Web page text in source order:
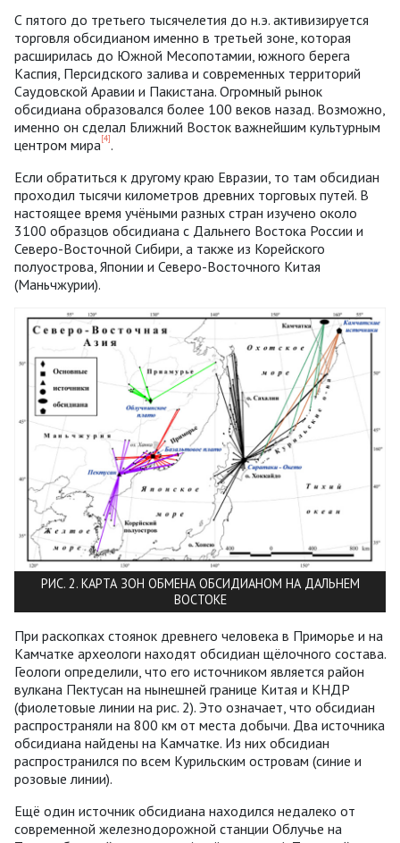
С пятого до третьего тысячелетия до н.э. активизируется
торговля обсидианом именно в третьей зоне, которая
расширилась до Южной Месопотамии, южного берега
Каспия, Персидского залива и современных территорий
Саудовской Аравии и Пакистана. Огромный рынок
обсидиана образовался более 100 веков назад. Возможно,
именно он сделал Ближний Восток важнейшим культурным
центром мира[4].
Если обратиться к другому краю Евразии, то там обсидиан
проходил тысячи километров древних торговых путей. В
настоящее время учёными разных стран изучено около
3100 образцов обсидиана с Дальнего Востока России и
Северо-Восточной Сибири, а также из Корейского
полуострова, Японии и Северо-Восточного Китая
(Маньчжурии).
РИС. 2. КАРТА ЗОН ОБМЕНА ОБСИДИАНОМ НА ДАЛЬНЕМ
ВОСТОКЕ
При раскопках стоянок древнего человека в Приморье и на
Камчатке археологи находят обсидиан щёлочного состава.
Геологи определили, что его источником является район
вулкана Пектусан на нынешней границе Китая и КНДР
(фиолетовые линии на рис. 2). Это означает, что обсидиан
распространяли на 800 км от места добычи. Два источника
обсидиана найдены на Камчатке. Из них обсидиан
распространился по всем Курильским островам (синие и
розовые линии).
Ещё один источник обсидиана находился недалеко от
современной железнодорожной станции Облучье на